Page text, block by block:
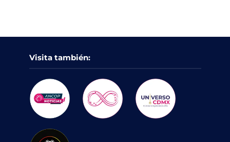
Visita también: